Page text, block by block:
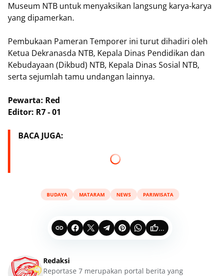
Museum NTB untuk menyaksikan langsung karya-karya
yang dipamerkan.
Pembukaan Pameran Temporer ini turut dihadiri oleh
Ketua Dekranasda NTB, Kepala Dinas Pendidikan dan
Kebudayaan (Dikbud) NTB, Kepala Dinas Sosial NTB,
serta sejumlah tamu undangan lainnya.
Pewarta: Red
Editor: R7 - 01
BACA JUGA:
BUDAYA MATARAM NEWS PARIWISATA
...
Redaksi
Reportase 7 merupakan portal berita yang